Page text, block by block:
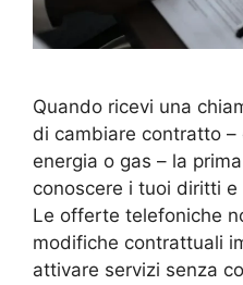
Quando ricevi una
di cambiare contratto
energia o gas – la
conoscere i tuoi diritti
Le offerte telefoniche
modifiche contrattuali
attivare servizi senza